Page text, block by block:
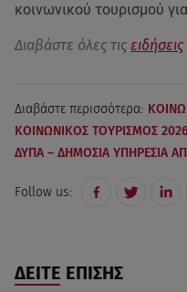
κοινωνικού τουρισμού
Διαβάστε όλες τις ειδήσεις
Διαβάστε περισσότερα:
ΚΟΙΝΩΝΙΚΟΣ ΤΟΥΡΙΣΜΟΣ
ΔΥΠΑ – ΔΗΜΟΣΙΑ ΥΠΗΡΕΣΙΑ
Follow us:
ΔΕΙΤΕ ΕΠΙΣΗΣ